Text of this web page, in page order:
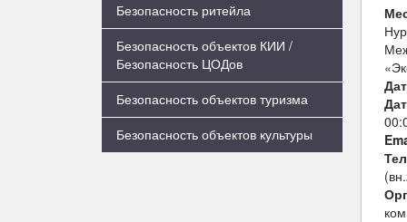
Безопасность ритейла
Безопасность объектов КИИ /
Безопасность ЦОДов
Безопасность объектов туризма
Безопасность объектов культуры